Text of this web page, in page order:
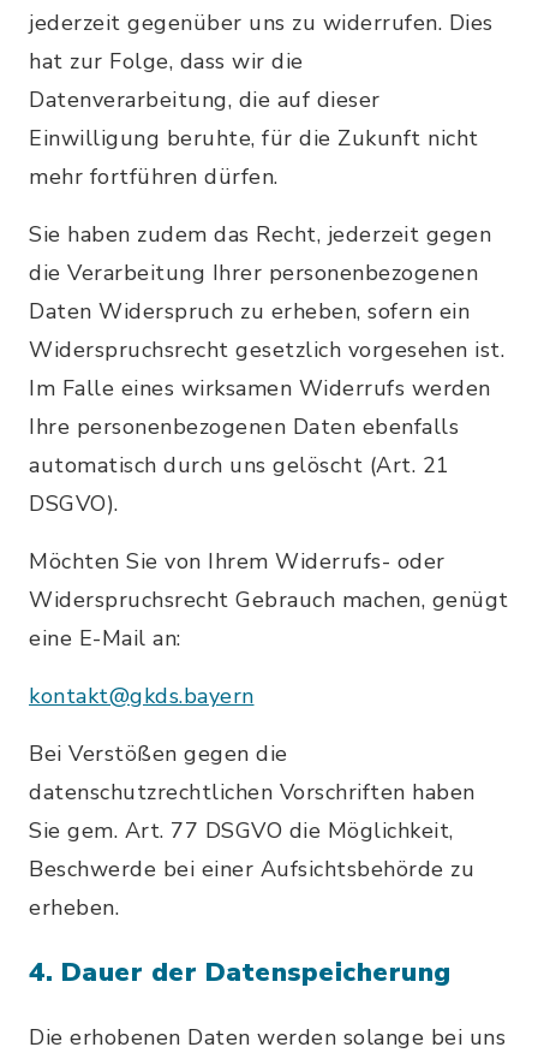
jederzeit gegenüber uns zu widerrufen. Dies
hat zur Folge, dass wir die
Datenverarbeitung, die auf dieser
Einwilligung beruhte, für die Zukunft nicht
mehr fortführen dürfen.
Sie haben zudem das Recht, jederzeit gegen
die Verarbeitung Ihrer personenbezogenen
Daten Widerspruch zu erheben, sofern ein
Widerspruchsrecht gesetzlich vorgesehen ist.
Im Falle eines wirksamen Widerrufs werden
Ihre personenbezogenen Daten ebenfalls
automatisch durch uns gelöscht (Art. 21
DSGVO).
Möchten Sie von Ihrem Widerrufs- oder
Widerspruchsrecht Gebrauch machen, genügt
eine E-Mail an:
kontakt@gkds.bayern
Bei Verstößen gegen die
datenschutzrechtlichen Vorschriften haben
Sie gem. Art. 77 DSGVO die Möglichkeit,
Beschwerde bei einer Aufsichtsbehörde zu
erheben.
4. Dauer der Datenspeicherung
Die erhobenen Daten werden solange bei uns